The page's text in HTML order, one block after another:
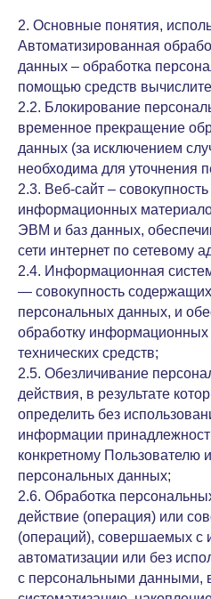
2. Основные понятия,
Автоматизированная
данных – обработка
помощью средств
2.2. Блокирование
временное прекращение
данных (за исключением
необходима для уточнения
2.3. Веб-сайт –
информационных
ЭВМ и баз данных,
сети интернет по сетевому
2.4. Информационная
— совокупность
персональных данных, и
обработку информационных
технических средств;
2.5. Обезличивание
действия, в результате
определить без
информации
конкретному Пользователю
персональных данных;
2.6. Обработка
действие (операция) или
(операций), совершаемых с
автоматизации или без
с персональными данными,